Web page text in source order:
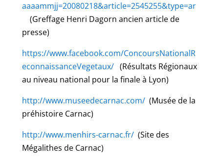
aaaammjj=20080218&article=2545255&type=ar
(Greffage Henri Dagorn ancien article de
presse)
https://www.facebook.com/ConcoursNationalR
econnaissanceVegetaux/(Résultats Régionaux
au niveau national pour la finale à Lyon)
http://www.museedecarnac.com/(Musée de la
préhistoire Carnac)
http://www.menhirs-carnac.fr/(Site des
Mégalithes de Carnac)